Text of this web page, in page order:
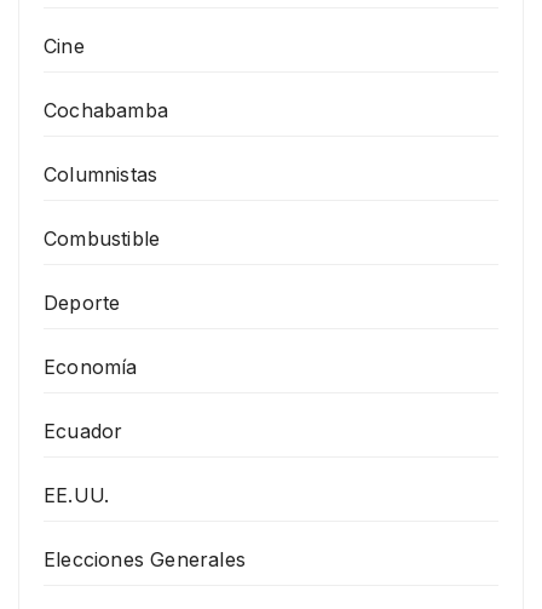
Cine
Cochabamba
Columnistas
Combustible
Deporte
Economía
Ecuador
EE.UU.
Elecciones Generales